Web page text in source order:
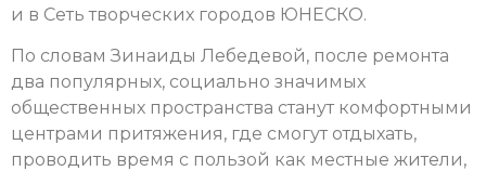
и в Сеть творческих городов ЮНЕСКО.
По словам Зинаиды Лебедевой, после ремонта
два популярных, социально значимых
общественных пространства станут комфортными
центрами притяжения, где смогут отдыхать,
проводить время с пользой как местные жители,